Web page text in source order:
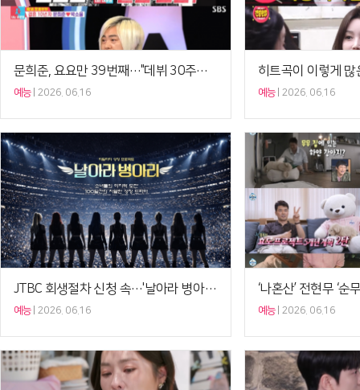
문희준, 요요만 39번째…"데뷔 30주년 위해 또 감량"('동상이몽2')[셀럽캡처]
예능 2026. 06.16 예능 2026. 06.16
JTBC 회생절차 신청 속…'날아라 병아리' 제작비 미지급 사태
예능 2026. 06.16 예능 2026. 06.16